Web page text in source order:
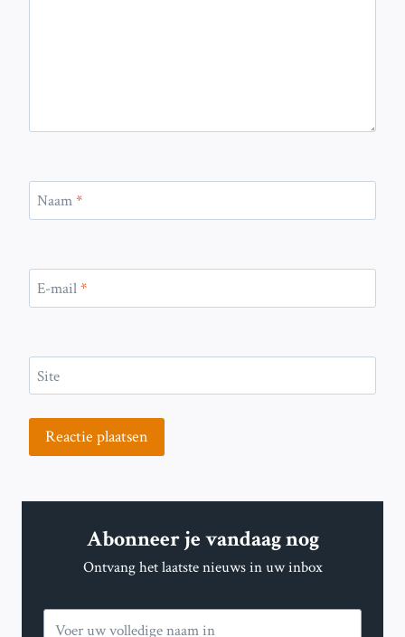
Naam*
E-mail*
Site
Abonneer je vandaag nog
Ontvang het laatste nieuws in uw inbox